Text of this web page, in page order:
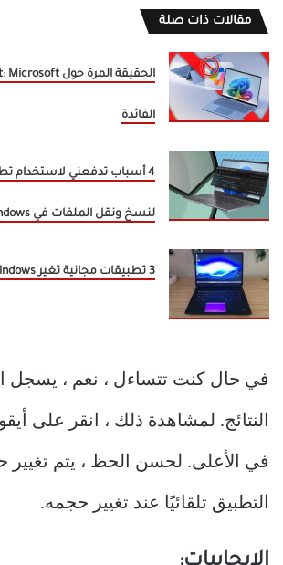
مقالات ذات صلة
الفائدة
لنسخ ونقل الملفات في Windows
3 تطبيقات مجانية تغير Windows تمامًا
في حال كنت تتساءل ، نعم ، يسجل
النتائج. لمشاهدة ذلك ، انقر على
في الأعلى. لحسن الحظ ، يتم تغيير
التطبيق تلقائيًا عند تغيير حجمه.